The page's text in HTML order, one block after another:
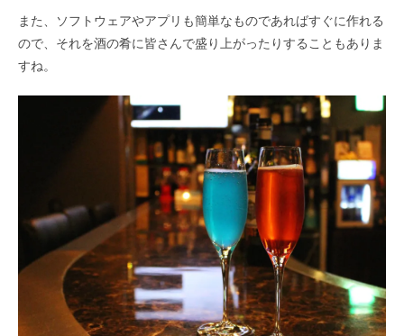
また、ソフトウェアやアプリも簡単なものであればすぐに作れる
ので、それを酒の肴に皆さんで盛り上がったりすることもありま
すね。